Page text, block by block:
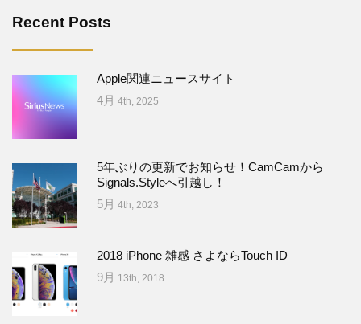
Recent Posts
Apple関連ニュースサイト
4月 4th, 2025
5年ぶりの更新でお知らせ！CamCamから
Signals.Styleへ引越し！
5月 4th, 2023
2018 iPhone 雑感 さよならTouch ID
9月 13th, 2018